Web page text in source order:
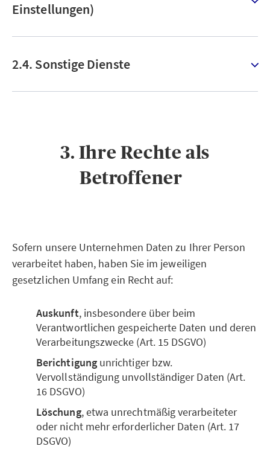
Einstellungen)
2.4. Sonstige Dienste
3. Ihre Rechte als
Betroffener
Sofern unsere Unternehmen Daten zu Ihrer Person
verarbeitet haben, haben Sie im jeweiligen
gesetzlichen Umfang ein Recht auf:
Auskunft, insbesondere über beim
Verantwortlichen gespeicherte Daten und deren
Verarbeitungszwecke (Art. 15 DSGVO)
Berichtigungunrichtiger bzw.
Vervollständigung unvollständiger Daten (Art.
16 DSGVO)
Löschung, etwa unrechtmäßig verarbeiteter
oder nicht mehr erforderlicher Daten (Art. 17
DSGVO)